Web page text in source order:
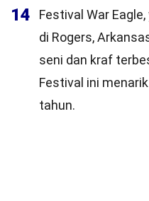
14
Festival War
di Rogers,
seni dan kraf
Festival ini
tahun.